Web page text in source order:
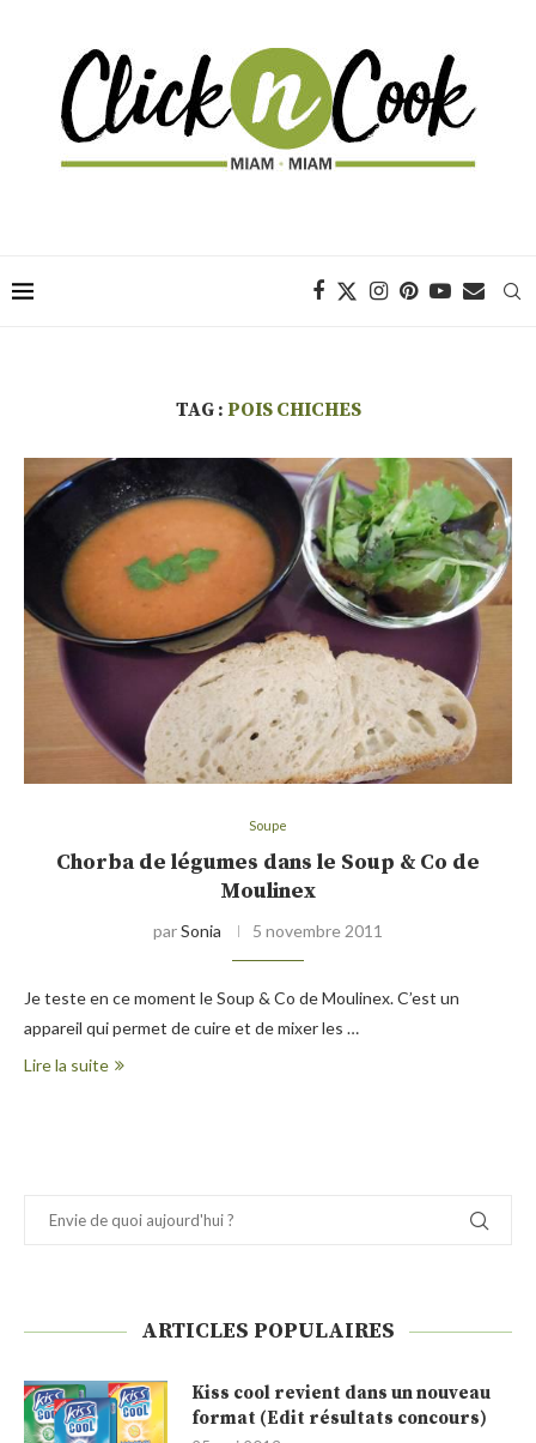
TAG : POIS CHICHES
Soupe
Chorba de légumes dans le Soup & Co de
Moulinex
parSonia 5 novembre 2011
Je teste en ce moment le Soup & Co de Moulinex. C’est un
appareil qui permet de cuire et de mixer les …
Lire la suite
ARTICLES POPULAIRES
Kiss cool revient dans un nouveau
format (Edit résultats concours)